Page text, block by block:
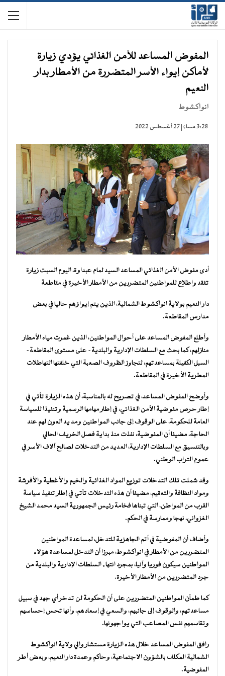
المفوض المساعد للأمن الغذائي يؤدي زيارة
لأماكن إيواء الأسر المتضررة من الأمطار بدار
النعيم
انواكشوط
3:28 مساءً | 27 أغسطس 2022
أدى مفوض الأمن الغذائي المساعد السيد لمام عبداوة، اليوم السبت زيارة
تفقد واطلاع للمواطنين المتضررين من الأمطار الأخيرة في مقاطعة
دار النعيم بولاية انواكشوط الشمالية، الذين يتم إيواؤهم حاليا في بعض
مدارس المقاطعة.
وأطلع المفوض المساعد على أحوال المواطنين، الذين غمرت مياه الأمطار
منازلهم، كما بحث مع السلطات الإدارية والبلدية- على مستوى المقاطعة-
السبل الكفيلة بمساعدتهم، لتجاوز الظروف الصعبة التي خلفتها التهاطلات
المطرية الأخيرة في المقاطعة.
وأوضح المفوض المساعد، في تصريح له بالمناسبة، أن هذه الزيارة تأتي في
إطار حرص مفوضية الأمن الغذائي، في إطار مهامها الرسمية وتنفيذا للسياسة
العامة للحكومة، على الوقوف إلى جانب المواطنين ومد يد العون لهم عند
الحاجة، مضيفا أن المفوضية، نفذت منذ بداية فصل الخريف الحالي
وبالتنسيق مع السلطات الإدارية، العديد من التدخلات لصالح آلاف الأسر في
عموم التراب الوطني.
وقد شملت تلك التدخلات توزيع المواد الغذائية والخيم والأغطية والأفرشة
ومواد النظافة والتعقيم، مضيفا أن هذه التدخلات تأتي في إطار تنفيذ سياسة
القرب من المواطن، التي تبناها فخامة رئيس الجمهورية السيد محمد الشيخ
الغزواني، نهجا وممارسة في الحكم.
وأضاف أن المفوضية في أتم الجاهزية للتدخل، لمساعدة المواطنين
المتضررين من الأمطار في انواكشوط، مبرزا أن التدخل لمساعدة هؤلاء
المواطنين سيكون فوريا وآنيا، بمجرد انتهاء السلطات الإدارية والبلدية من
جرد المتضررين من الأمطار الأخيرة.
كما طمأن المواطنين المتضررين على أن الحكومة لن تدخر أي جهد في سبيل
مساعدتهم، والوقوف إلى جانبهم، والسعي في إسعادهم، وأنها تحس إحساسهم
وتقاسمهم نفس المصاعب التي يواجهونها.
رافق المفوض المساعد خلال هذه الزيارة مستشار والي ولاية انواكشوط
الشمالية المكلف بالشؤون الاجتماعية، وحاكم وعمدة دار النعيم، وبعض أطر
المفوضية.